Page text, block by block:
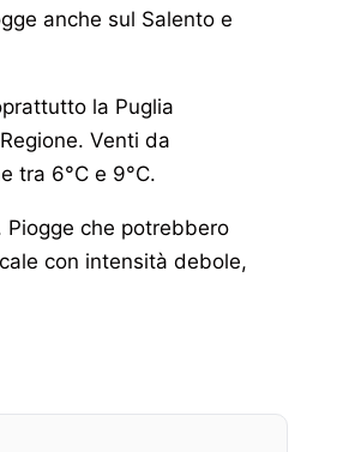
anche sul Salento e
la Puglia
Venti da
tra 6°C e 9°C.
che potrebbero
con intensità debole,